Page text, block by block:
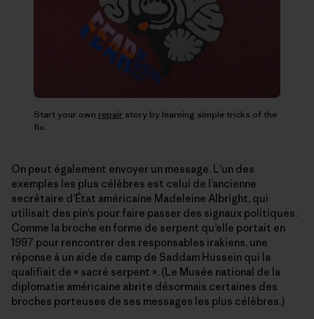
Start your own repair story by learning simple tricks of the
fix.
On peut également envoyer un message. L’un des
exemples les plus célèbres est celui de l’ancienne
secrétaire d’État américaine Madeleine Albright, qui
utilisait des pin’s pour faire passer des signaux politiques.
Comme la broche en forme de serpent qu’elle portait en
1997 pour rencontrer des responsables irakiens, une
réponse à un aide de camp de Saddam Hussein qui la
qualifiait de « sacré serpent ». (Le Musée national de la
diplomatie américaine abrite désormais certaines des
broches porteuses de ses messages les plus célèbres.)